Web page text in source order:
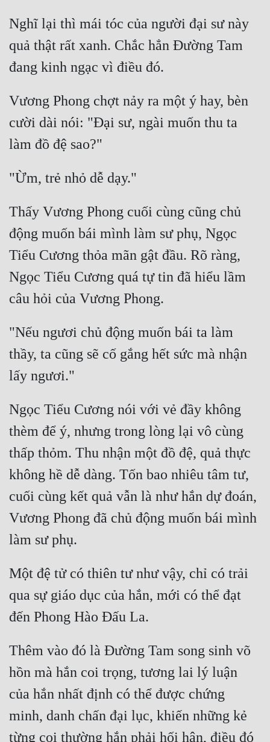
Nghĩ lại thì mái tóc của người đại sư này
quả thật rất xanh. Chắc hẳn Đường Tam
Vương Phong chợt nảy ra một ý hay, bèn
cười dài nói: "Đại sư, ngài muốn thu ta
Thấy Vương Phong cuối cùng cũng chủ
động muốn bái mình làm sư phụ, Ngọc
Tiểu Cương thỏa mãn gật đầu. Rõ ràng,
Ngọc Tiểu Cương quá tự tin đã hiểu lầm
"Nếu ngươi chủ động muốn bái ta làm
thầy, ta cũng sẽ cố gắng hết sức mà nhận
Ngọc Tiểu Cương nói với vẻ đầy không
thèm để ý, nhưng trong lòng lại vô cùng
thấp thỏm. Thu nhận một đồ đệ, quả thực
không hề dễ dàng. Tốn bao nhiêu tâm tư,
cuối cùng kết quả vẫn là như hắn dự đoán,
Vương Phong đã chủ động muốn bái mình
Một đệ tử có thiên tư như vậy, chỉ có trải
qua sự giáo dục của hắn, mới có thể đạt
Thêm vào đó là Đường Tam song sinh võ
hồn mà hắn coi trọng, tương lai lý luận
của hắn nhất định có thể được chứng
minh, danh chấn đại lục, khiến những kẻ
từng coi thường hắn phải hối hận, điều đó